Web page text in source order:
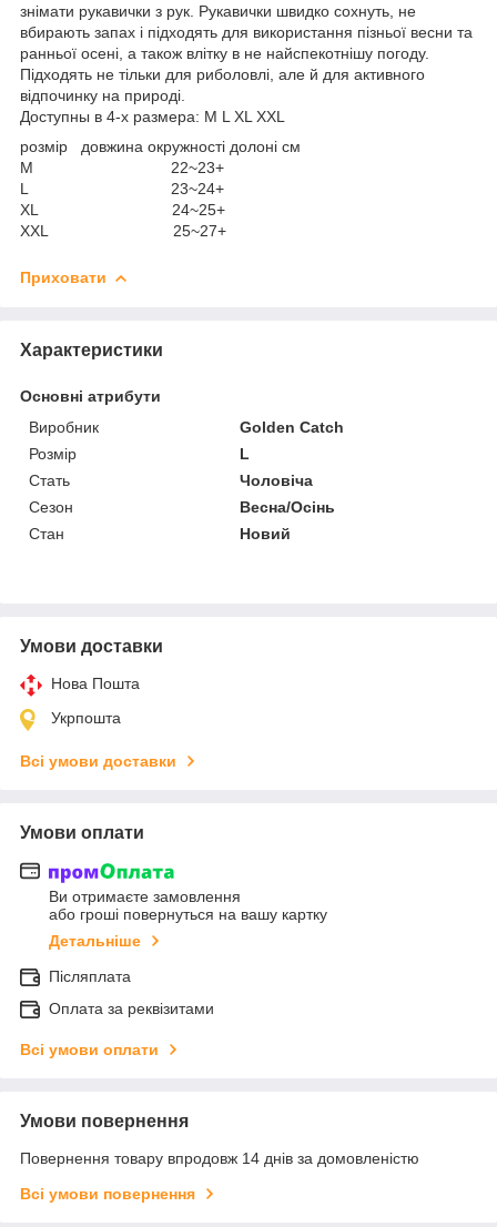
знімати рукавички з рук. Рукавички швидко сохнуть, не
вбирають запах і підходять для використання пізньої весни та
ранньої осені, а також влітку в не найспекотнішу погоду.
Підходять не тільки для риболовлі, але й для активного
відпочинку на природі.
Доступны в 4-х размера: M L XL XXL
розмір довжина окружності долоні см
M 22~23+
L 23~24+
XL 24~25+
XXL 25~27+
Приховати
Характеристики
Основні атрибути
Виробник
Golden Catch
Розмір
L
Стать
Чоловіча
Сезон
Весна/Осінь
Стан
Новий
Умови доставки
Нова Пошта
Укрпошта
Всі умови доставки
Умови оплати
Ви отримаєте замовлення
або гроші повернуться на вашу картку
Детальніше
Післяплата
Оплата за реквізитами
Всі умови оплати
Умови повернення
Повернення товару впродовж 14 днів за домовленістю
Всі умови повернення